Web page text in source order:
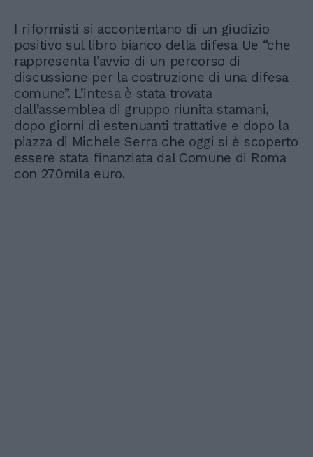
I riformisti si accontentano di un giudizio
positivo sul libro bianco della difesa Ue “che
rappresenta l’avvio di un percorso di
discussione per la costruzione di una difesa
comune”. L’intesa è stata trovata
dall’assemblea di gruppo riunita stamani,
dopo giorni di estenuanti trattative e dopo la
piazza di Michele Serra che oggi si è scoperto
essere stata finanziata dal Comune di Roma
con 270mila euro.